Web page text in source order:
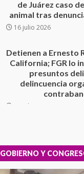
presuntos
delincuencia
Sin paso
26 junio 2026
integral de las
Escuela
Moisés
GOBIERNO Y